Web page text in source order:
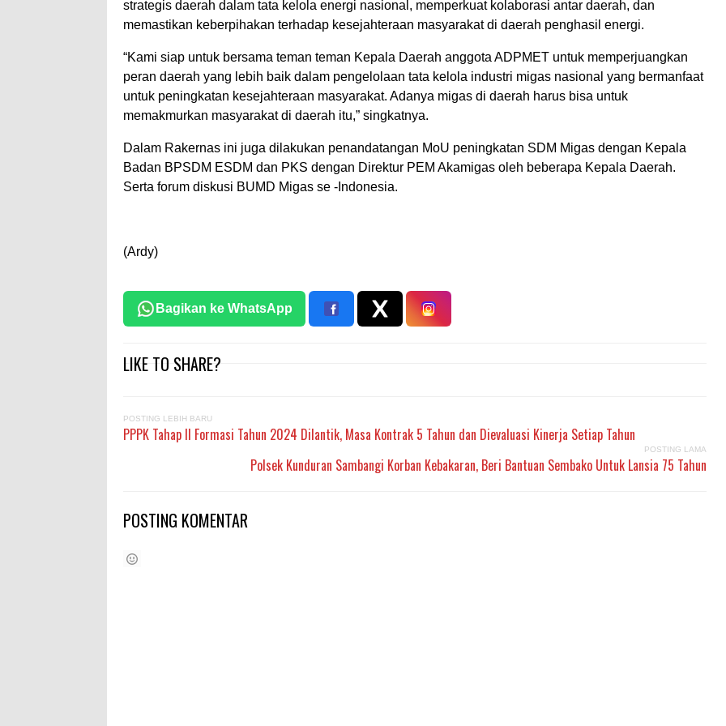
strategis daerah dalam tata kelola energi nasional, memperkuat kolaborasi antar daerah, dan
memastikan keberpihakan terhadap kesejahteraan masyarakat di daerah penghasil energi.
“Kami siap untuk bersama teman teman Kepala Daerah anggota ADPMET untuk memperjuangkan
peran daerah yang lebih baik dalam pengelolaan tata kelola industri migas nasional yang bermanfaat
untuk peningkatan kesejahteraan masyarakat. Adanya migas di daerah harus bisa untuk
memakmurkan masyarakat di daerah itu,” singkatnya.
Dalam Rakernas ini juga dilakukan penandatangan MoU peningkatan SDM Migas dengan Kepala
Badan BPSDM ESDM dan PKS dengan Direktur PEM Akamigas oleh beberapa Kepala Daerah.
Serta forum diskusi BUMD Migas se -Indonesia.
(Ardy)
Bagikan ke WhatsApp
LIKE TO SHARE?
POSTING LEBIH BARU
PPPK Tahap II Formasi Tahun 2024 Dilantik, Masa Kontrak 5 Tahun dan Dievaluasi Kinerja Setiap Tahun
POSTING LAMA
Polsek Kunduran Sambangi Korban Kebakaran, Beri Bantuan Sembako Untuk Lansia 75 Tahun
POSTING KOMENTAR